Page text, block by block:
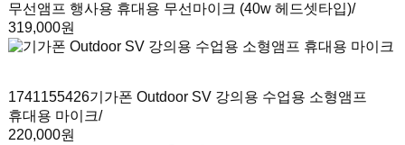
무선앰프 행사용 휴대용 무선마이크 (40w 헤드셋타입)/
319,000원
1741155426기가폰 Outdoor SV 강의용 수업용 소형앰프
휴대용 마이크/
220,000원